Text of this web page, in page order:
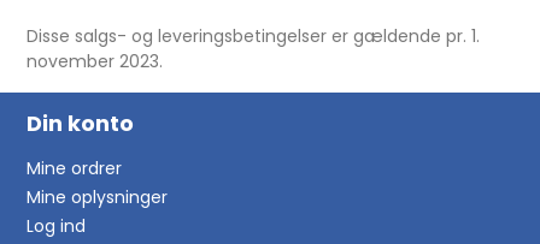
Disse salgs- og leveringsbetingelser er gældende pr. 1.
november 2023.
Din konto
Mine ordrer
Mine oplysninger
Log ind